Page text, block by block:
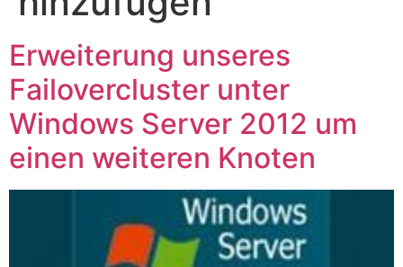
Erweiterung unseres
Failovercluster unter
Windows Server 2012 um
einen weiteren Knoten